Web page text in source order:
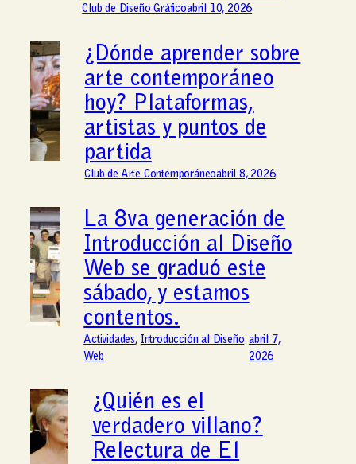
Club de Diseño Gráficoabril 10, 2026
¿Dónde aprender sobre
arte contemporáneo
hoy? Plataformas,
artistas y puntos de
partida
Club de Arte Contemporáneoabril 8, 2026
La 8va generación de
Introducción al Diseño
Web se graduó este
sábado, y estamos
contentos.
Actividades, Introducción al Diseño
Web
abril 7,
2026
¿Quién es el
verdadero villano?
Relectura de El